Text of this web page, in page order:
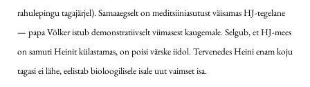
rahulepingu tagajärjel). Samaaegselt on meditsiiniasutust väisamas HJ-tegelane
— papa Völker istub demonstratiivselt viimasest kaugemale. Selgub, et HJ-mees
on samuti Heinit külastamas, on poisi värske iidol. Tervenedes Heini enam koju
tagasi ei lähe, eelistab bioloogilisele isale uut vaimset isa.